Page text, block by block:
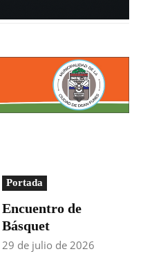
Portada
Encuentro de
Básquet
29 de julio de 2026